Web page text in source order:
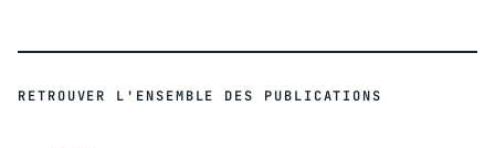
RETROUVER L'ENSEMBLE DES PUBLICATIONS